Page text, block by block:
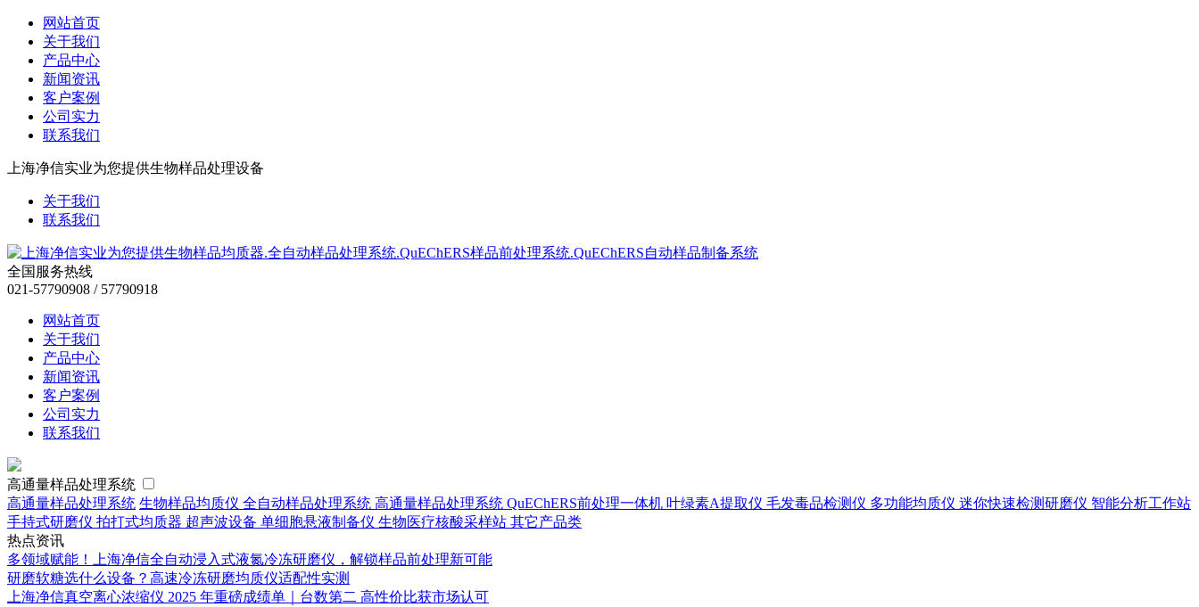
网站首页
关于我们
产品中心
新闻资讯
客户案例
公司实力
联系我们
上海净信实业为您提供生物样品处理设备
关于我们
联系我们
全国服务热线
021-57790908 / 57790918
网站首页
关于我们
产品中心
新闻资讯
客户案例
公司实力
联系我们
高通量样品处理系统
高通量样品处理系统 生物样品均质仪 全自动样品处理系统 高通量样品处理系统 QuEChERS前处理一体机 叶绿素A提取仪 毛发毒品检测仪 多功能均质仪 迷你快速检测研磨仪 智能分析工作站
手持式研磨仪 拍打式均质器 超声波设备 单细胞悬液制备仪 生物医疗核酸采样站 其它产品类
热点资讯
多领域赋能！上海净信全自动浸入式液氮冷冻研磨仪，解锁样品前处理新可能
研磨软糖选什么设备？高速冷冻研磨均质仪适配性实测
上海净信真空离心浓缩仪 2025 年重磅成绩单｜台数第二 高性价比获市场认可